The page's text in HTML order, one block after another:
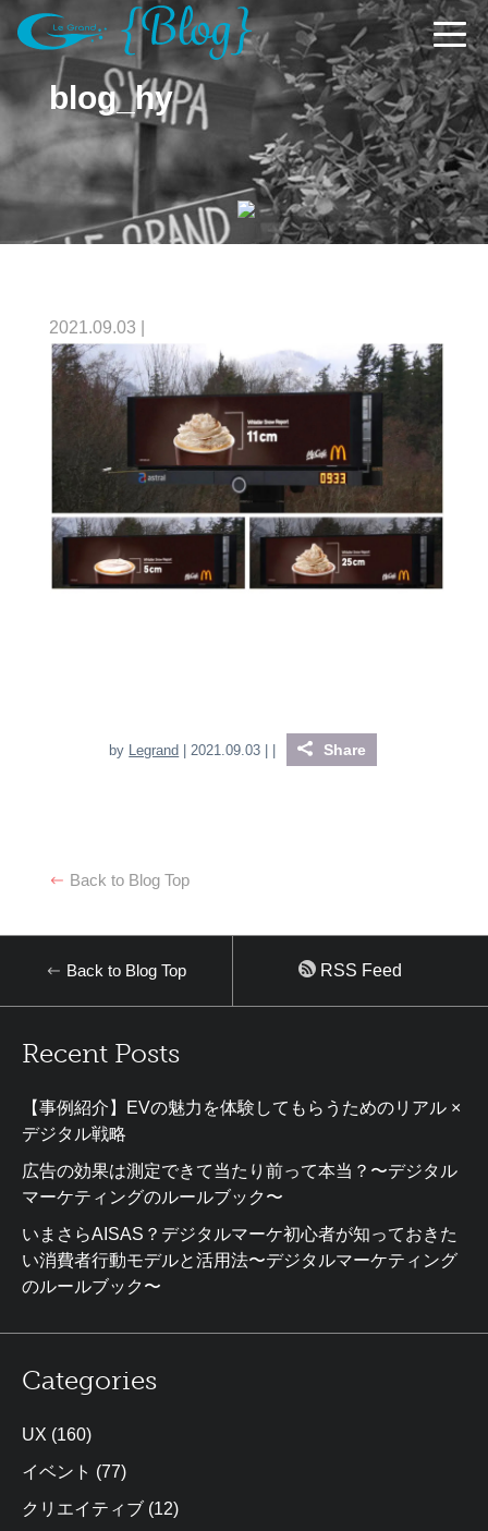
blog_hy
2021.09.03
by Legrand | 2021.09.03 | Share
Back to Blog Top
Back to Blog Top RSS Feed
Recent Posts
【事例紹介】EVの魅力を体験してもらうためのリアル ×
デジタル戦略
広告の効果は測定できて当たり前って本当？〜デジタル
マーケティングのルールブック〜
いまさらAISAS？デジタルマーケ初心者が知っておきた
い消費者行動モデルと活用法〜デジタルマーケティング
のルールブック〜
Categories
UX (160)
イベント (77)
クリエイティブ (12)